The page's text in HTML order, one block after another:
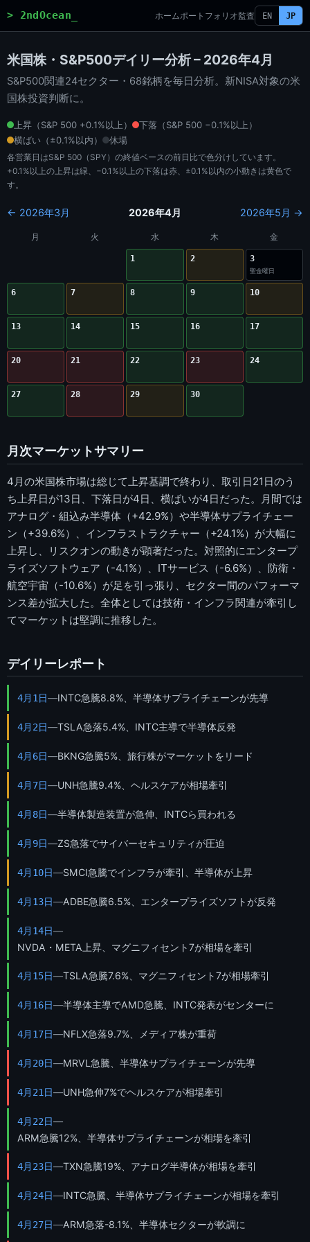
> 2ndOcean_ ホームポートフォリオ監査 EN JP
米国株・S&P500デイリー分析 – 2026年4月
S&P500関連24セクター・68銘柄を毎日分析。新NISA対象の米
国株投資判断に。
上昇（S&P 500 +0.1%以上）
下落（S&P 500 −0.1%以上）
横ばい（±0.1%以内）
休場
各営業日はS&P 500（SPY）の終値ベースの前日比で色分けしています。
+0.1%以上の上昇は緑、−0.1%以上の下落は赤、±0.1%以内の小動きは黄色で
す。
← 2026年3月 2026年4月 2026年5月 →
月 火 水 木 金
1 2 3
聖金曜日
6 7 8 9 10
13 14 15 16 17
20 21 22 23 24
27 28 29 30
月次マーケットサマリー
4月の米国株市場は総じて上昇基調で終わり、取引日21日のう
ち上昇日が13日、下落日が4日、横ばいが4日だった。月間では
アナログ・組込み半導体（+42.9%）や半導体サプライチェー
ン（+39.6%）、インフラストラクチャー（+24.1%）が大幅に
上昇し、リスクオンの動きが顕著だった。対照的にエンタープ
ライズソフトウェア（-4.1%）、ITサービス（-6.6%）、防衛・
航空宇宙（-10.6%）が足を引っ張り、セクター間のパフォーマ
ンス差が拡大した。全体としては技術・インフラ関連が牽引し
てマーケットは堅調に推移した。
デイリーレポート
4月1日—INTC急騰8.8%、半導体サプライチェーンが先導
4月2日—TSLA急落5.4%、INTC主導で半導体反発
4月6日—BKNG急騰5%、旅行株がマーケットをリード
4月7日—UNH急騰9.4%、ヘルスケアが相場牽引
4月8日—半導体製造装置が急伸、INTCら買われる
4月9日—ZS急落でサイバーセキュリティが圧迫
4月10日—SMCI急騰でインフラが牽引、半導体が上昇
4月13日—ADBE急騰6.5%、エンタープライズソフトが反発
4月14日—
NVDA・META上昇、マグニフィセント7が相場を牽引
4月15日—TSLA急騰7.6%、マグニフィセント7が相場牽引
4月16日—半導体主導でAMD急騰、INTC発表がセンターに
4月17日—NFLX急落9.7%、メディア株が重荷
4月20日—MRVL急騰、半導体サプライチェーンが先導
4月21日—UNH急伸7%でヘルスケアが相場牽引
4月22日—
ARM急騰12%、半導体サプライチェーンが相場を牽引
4月23日—TXN急騰19%、アナログ半導体が相場を牽引
4月24日—INTC急騰、半導体サプライチェーンが相場を牽引
4月27日—ARM急落-8.1%、半導体セクターが軟調に